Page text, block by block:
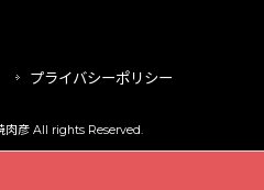
プライバシーポリシー
肉彦 All rights Reserved.